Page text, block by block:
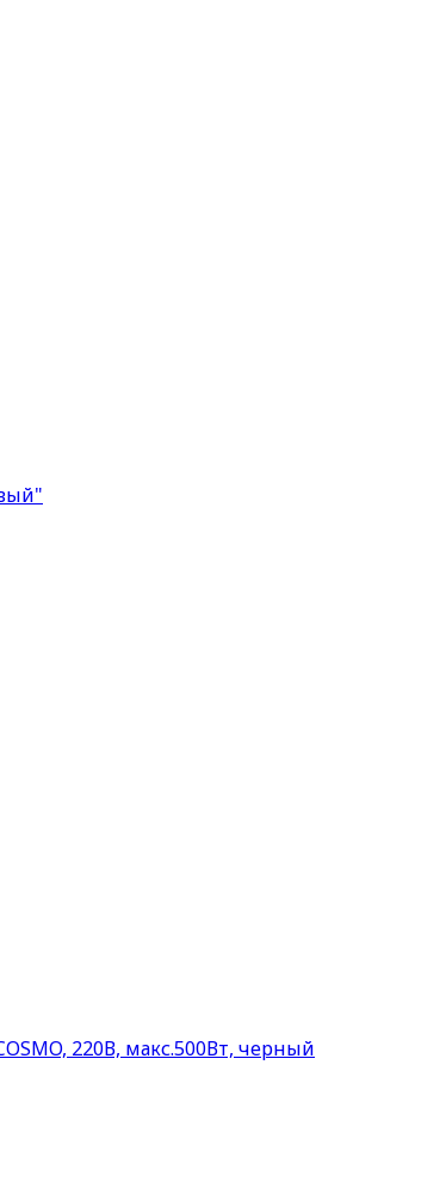
220В, макс.500Вт, черный